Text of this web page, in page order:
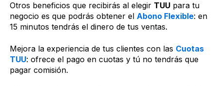
Otros beneficios que recibirás al elegir TUU para tu
negocio es que podrás obtener el Abono Flexible: en
15 minutos tendrás el dinero de tus ventas.
Mejora la experiencia de tus clientes con las Cuotas
TUU: ofrece el pago en cuotas y tú no tendrás que
pagar comisión.